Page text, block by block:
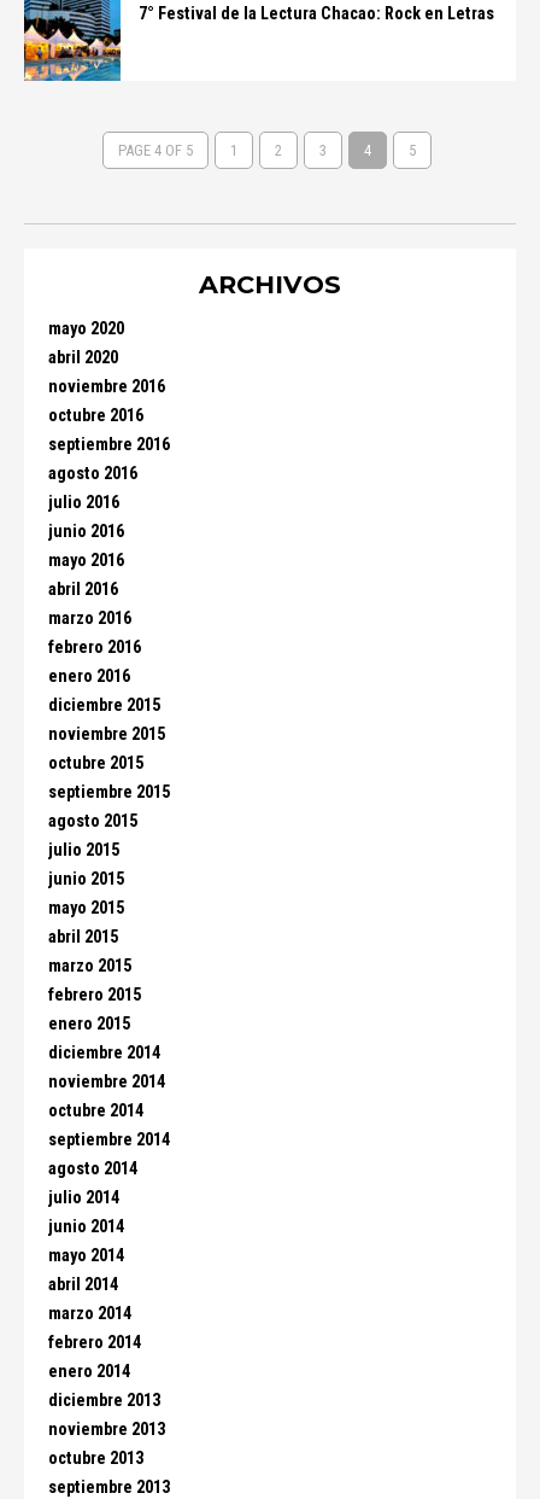
7° Festival de la Lectura Chacao: Rock en Letras
PAGE 4 OF 5 1 2 3 4 5
ARCHIVOS
mayo 2020
abril 2020
noviembre 2016
octubre 2016
septiembre 2016
agosto 2016
julio 2016
junio 2016
mayo 2016
abril 2016
marzo 2016
febrero 2016
enero 2016
diciembre 2015
noviembre 2015
octubre 2015
septiembre 2015
agosto 2015
julio 2015
junio 2015
mayo 2015
abril 2015
marzo 2015
febrero 2015
enero 2015
diciembre 2014
noviembre 2014
octubre 2014
septiembre 2014
agosto 2014
julio 2014
junio 2014
mayo 2014
abril 2014
marzo 2014
febrero 2014
enero 2014
diciembre 2013
noviembre 2013
octubre 2013
septiembre 2013